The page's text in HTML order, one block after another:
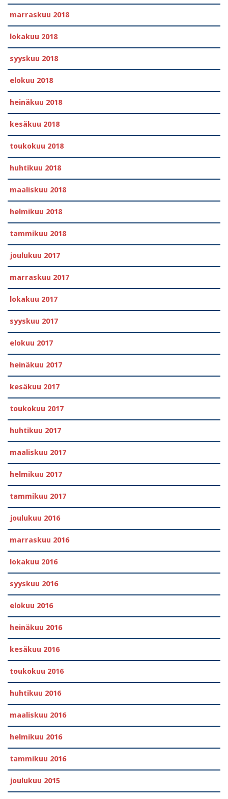
marraskuu 2018
lokakuu 2018
syyskuu 2018
elokuu 2018
heinäkuu 2018
kesäkuu 2018
toukokuu 2018
huhtikuu 2018
maaliskuu 2018
helmikuu 2018
tammikuu 2018
joulukuu 2017
marraskuu 2017
lokakuu 2017
syyskuu 2017
elokuu 2017
heinäkuu 2017
kesäkuu 2017
toukokuu 2017
huhtikuu 2017
maaliskuu 2017
helmikuu 2017
tammikuu 2017
joulukuu 2016
marraskuu 2016
lokakuu 2016
syyskuu 2016
elokuu 2016
heinäkuu 2016
kesäkuu 2016
toukokuu 2016
huhtikuu 2016
maaliskuu 2016
helmikuu 2016
tammikuu 2016
joulukuu 2015